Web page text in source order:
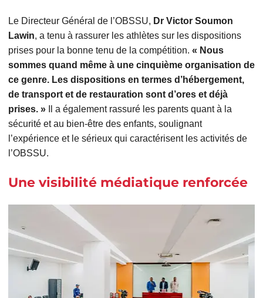
Le Directeur Général de l’OBSSU, Dr Victor Soumon
Lawin, a tenu à rassurer les athlètes sur les dispositions
prises pour la bonne tenu de la compétition. « Nous
sommes quand même à une cinquième organisation de
ce genre. Les dispositions en termes d’hébergement,
de transport et de restauration sont d’ores et déjà
prises. »Il a également rassuré les parents quant à la
sécurité et au bien-être des enfants, soulignant
l’expérience et le sérieux qui caractérisent les activités de
l’OBSSU.
Une visibilité médiatique renforcée